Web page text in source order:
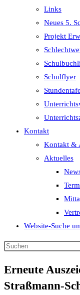
Links
Neues 5.
Projekt
Schulflyer
Kontakt
Kontakt &
Aktuelles
Website-Suche
Erneute
Straßmann-